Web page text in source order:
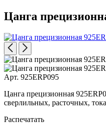
Цанга
Арт. 925ERP095
Цанга прецизионная
сверлильных, расточных,
Распечатать